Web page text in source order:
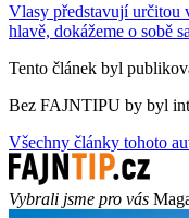
Vlasy představují určitou
hlavě, dokážeme o sobě
Tento článek byl
Bez FAJNTIPU by byl
Všechny články tohoto
Vybrali jsme pro vás